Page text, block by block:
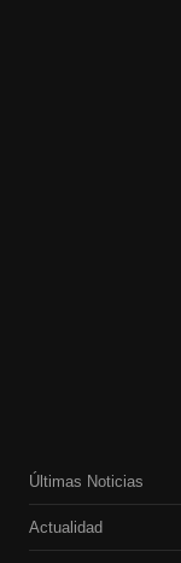
Últimas Noticias
Actualidad